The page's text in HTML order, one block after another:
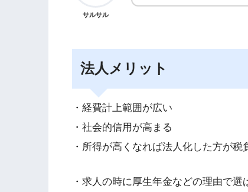
サルサル
法人メリット
・経費計上範囲が広い
・社会的信用が高まる
・所得が高くなれば法人化した方が
・求人の時に厚生年金などの理由で選